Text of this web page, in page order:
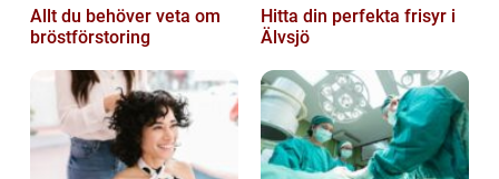
Allt du behöver veta om
bröstförstoring
Hitta din perfekta frisyr i
Älvsjö